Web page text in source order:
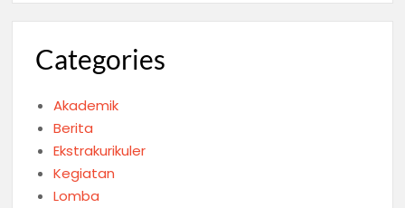
Categories
Akademik
Berita
Ekstrakurikuler
Kegiatan
Lomba